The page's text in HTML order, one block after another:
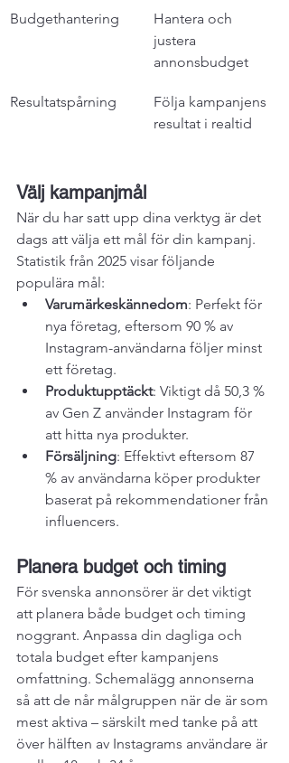
Budgethantering
Hantera och
justera
annonsbudget
Resultatspårning
Följa kampanjens
resultat i realtid
Välj kampanjmål
När du har satt upp dina verktyg är det
dags att välja ett mål för din kampanj.
Statistik från 2025 visar följande
populära mål:
Varumärkeskännedom: Perfekt för
nya företag, eftersom 90 % av
Instagram-användarna följer minst
ett företag.
Produktupptäckt: Viktigt då 50,3 %
av Gen Z använder Instagram för
att hitta nya produkter.
Försäljning: Effektivt eftersom 87
% av användarna köper produkter
baserat på rekommendationer från
influencers.
Planera budget och timing
För svenska annonsörer är det viktigt
att planera både budget och timing
noggrant. Anpassa din dagliga och
totala budget efter kampanjens
omfattning. Schemalägg annonserna
så att de når målgruppen när de är som
mest aktiva – särskilt med tanke på att
över hälften av Instagrams användare är